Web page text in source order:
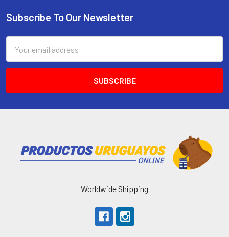
Subscribe To Our Newsletter
Address
Worldwide Shipping